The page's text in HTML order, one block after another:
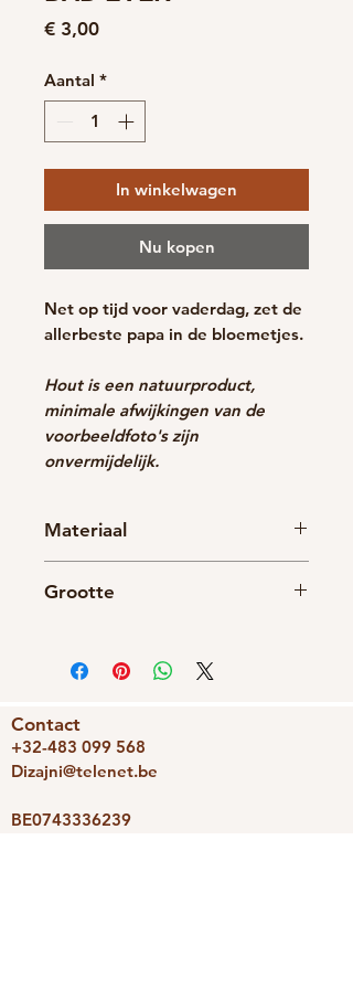
€ 3,00Prijs
Aantal *
In winkelwagen
Nu kopen
Net op tijd voor vaderdag, zet de
allerbeste papa in de bloemetjes.
Hout is een natuurproduct,
minimale afwijkingen van de
voorbeeldfoto's zijn
onvermijdelijk.
Materiaal
Metaal
Grootte
Contact
+32-483 099 568
Dizajni@telenet.be
BE0743336239